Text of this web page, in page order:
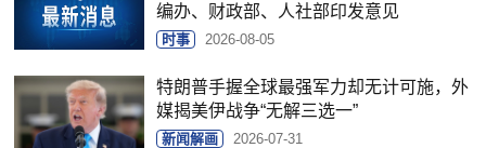
编办、财政部、人社部印发意见
时事 2026-08-05
特朗普手握全球最强军力却无计可施，外
媒揭美伊战争“无解三选一”
新闻解画 2026-07-31